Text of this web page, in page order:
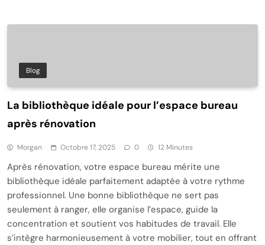
Blog
La bibliothèque idéale pour l’espace bureau
après rénovation
Morgan Octobre 17, 2025 0 12 Minutes
Après rénovation, votre espace bureau mérite une
bibliothèque idéale parfaitement adaptée à votre rythme
professionnel. Une bonne bibliothèque ne sert pas
seulement à ranger, elle organise l’espace, guide la
concentration et soutient vos habitudes de travail. Elle
s’intègre harmonieusement à votre mobilier, tout en offrant